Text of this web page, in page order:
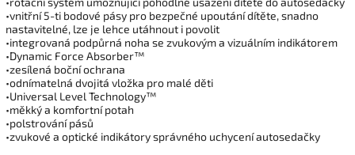
•vnitřní 5-ti bodové pásy pro bezpečné upoutání dítěte, snadno
nastavitelné, lze je lehce utáhnout i povolit
•integrovaná podpůrná noha se zvukovým a vizuálním indikátorem
•Dynamic Force Absorber™
•zesílená boční ochrana
•odnímatelná dvojitá vložka pro malé děti
•Universal Level Technology™
•měkký a komfortní potah
•polstrování pásů
•zvukové a optické indikátory správného uchycení autosedačky